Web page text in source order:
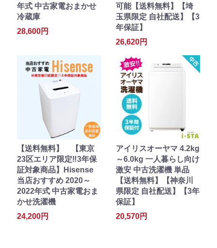
年式 中古家電おまかせ
冷蔵庫
28,600円
可能【送料無料】【埼
玉県限定 自社配送】【3
年保証】
26,620円
【送料無料】 【東京
23区エリア限定‼3年保
証対象商品】Hisense
当店おすすめ 2020～
2022年式 中古家電おま
かせ洗濯機
24,200円
アイリスオーヤマ 4.2kg
～6.0kg 一人暮らし向け
激安 中古洗濯機 単品
【送料無料】【神奈川
県限定 自社配送】【3年
保証】
20,570円